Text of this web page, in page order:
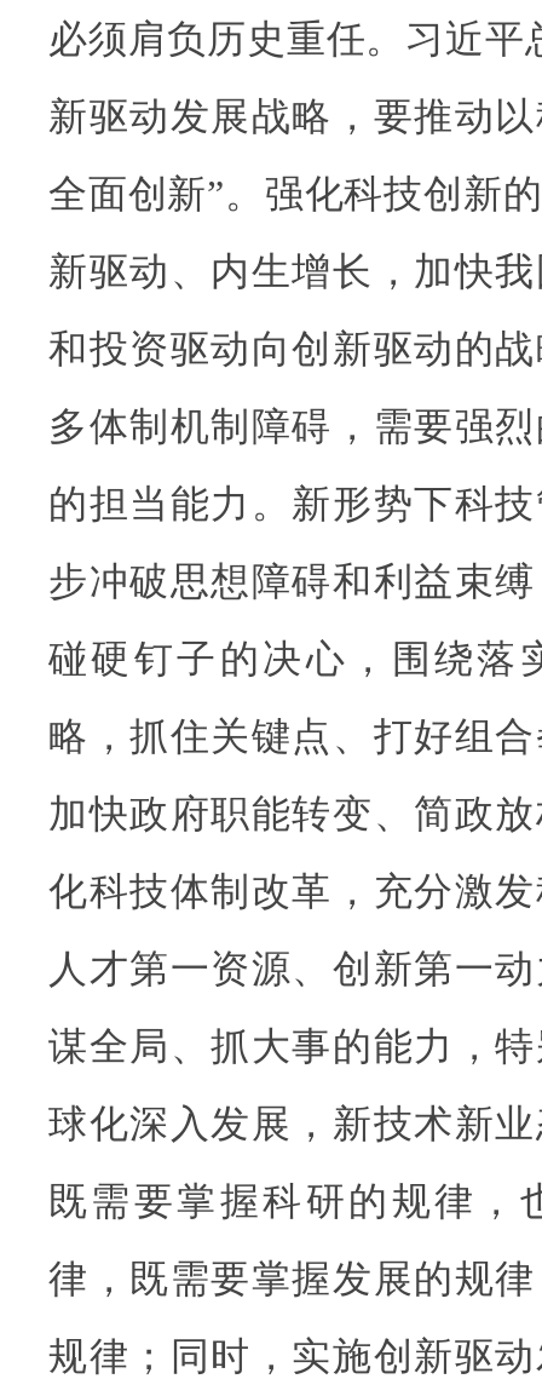
必须肩负历史重任。习近平
新驱动发展战略，要推动
全面创新”。强化科技创新
新驱动、内生增长，加快
和投资驱动向创新驱动的
多体制机制障碍，需要强
的担当能力。新形势下科
步冲破思想障碍和利益束
碰硬钉子的决心，围绕落
略，抓住关键点、打好组
加快政府职能转变、简政
化科技体制改革，充分激
人才第一资源、创新第一
谋全局、抓大事的能力，
球化深入发展，新技术新
既需要掌握科研的规律，
律，既需要掌握发展的规
规律；同时，实施创新驱